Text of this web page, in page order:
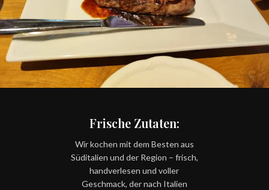
Frische Zutaten:
Wir kochen mit dem Besten aus
Süditalien und der Region – frisch,
handverlesen und voller
Geschmack, der nach Italien